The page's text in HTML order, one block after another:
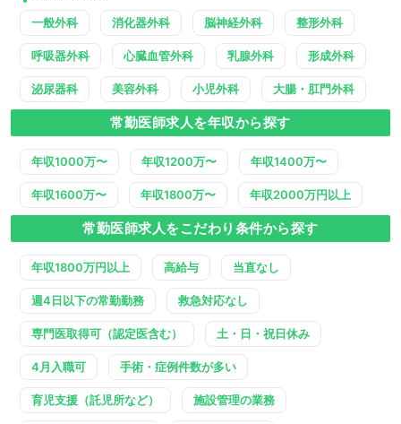
一般外科 消化器外科 脳神経外科 整形外科
呼吸器外科 心臓血管外科 乳腺外科 形成外科
泌尿器科 美容外科 小児外科 大腸・肛門外科
常勤医師求人を年収から探す
年収1000万〜 年収1200万〜 年収1400万〜
年収1600万〜 年収1800万〜 年収2000万円以上
常勤医師求人をこだわり条件から探す
年収1800万円以上 高給与 当直なし
週4日以下の常勤勤務 救急対応なし
専門医取得可（認定医含む） 土・日・祝日休み
4月入職可 手術・症例件数が多い
育児支援（託児所など） 施設管理の業務